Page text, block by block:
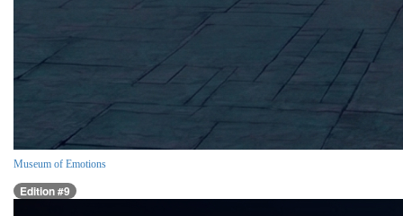
Museum of Emotions
Edition #9